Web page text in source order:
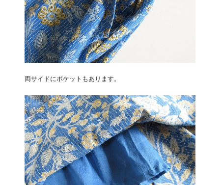
両サイドにポケットもあります。